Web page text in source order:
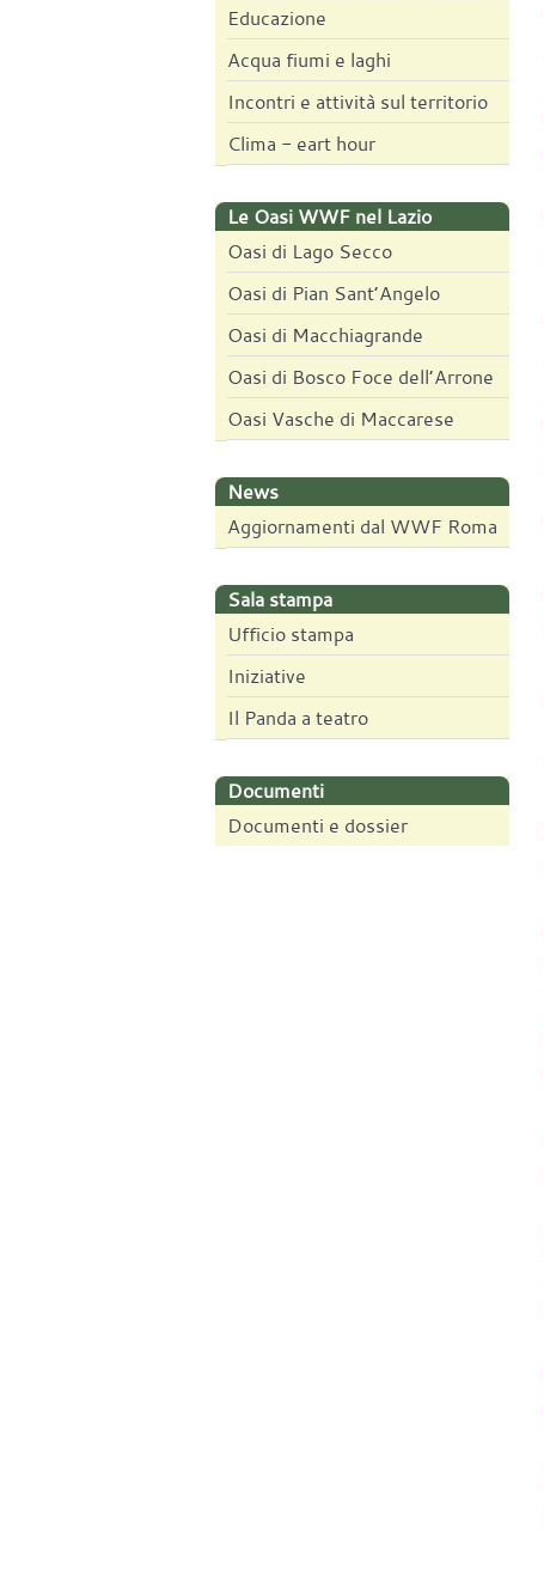
Educazione
Acqua fiumi e laghi
Incontri e attività sul territorio
Clima - eart hour
Le Oasi WWF nel Lazio
Oasi di Lago Secco
Oasi di Pian Sant’Angelo
Oasi di Macchiagrande
Oasi di Bosco Foce dell’Arrone
Oasi Vasche di Maccarese
News
Aggiornamenti dal WWF Roma
Sala stampa
Ufficio stampa
Iniziative
Il Panda a teatro
Documenti
Documenti e dossier